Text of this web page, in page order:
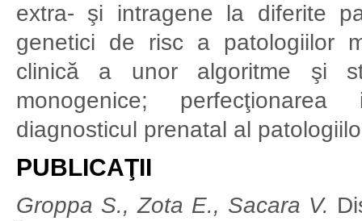
extra- şi intragene la diferite
genetici de risc a patologiilor
clinică a unor algoritme şi
monogenice; perfecţionarea
diagnosticul prenatal al
PUBLICAŢII
Groppa S., Zota E., Sacara V.